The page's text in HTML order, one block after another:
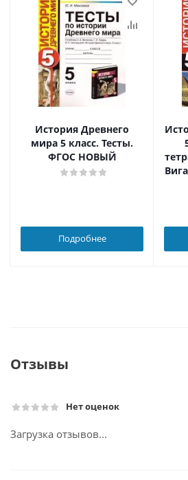
История Древнего
мира 5 класс. Тесты.
ФГОС НОВЫЙ
Подробнее
Отзывы
Нет оценок
Загрузка отзывов...